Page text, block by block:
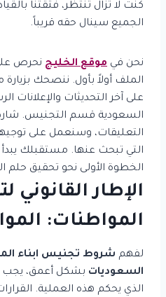
كنت لا تزال تنتظر، فثقتنا
الجميع سينال حقه قريباً.
نحن في موقع الخليج نحرص
الملف أولاً بأول. ننصحك بزيارة
على آخر التحديثات والإعلانات
السعودية قسم التجنيس.
التعليقات، وسنعمل على
التي تبحث عنها. مستقبلك يبدأ
الخطوة الأولى نحو تحقيق حلم
الإطار القانوني
المواطنات:
لفهم شروط تجنيس ابناء
السعوديات بشكل أعمق، يجب
الذي يحكم هذه العملية.